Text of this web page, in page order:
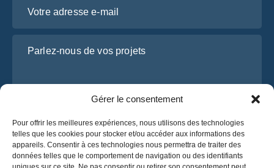
Gérer le consentement
Pour offrir les meilleures expériences, nous utilisons des technologies
telles que les cookies pour stocker et/ou accéder aux informations des
appareils. Consentir à ces technologies nous permettra de traiter des
données telles que le comportement de navigation ou des identifiants